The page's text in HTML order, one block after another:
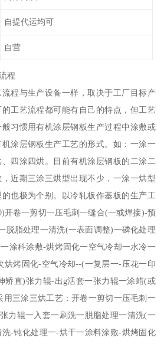
自提代运均可
自营
程
程与生产设备一样，取决于工厂目标产
工艺流程都可能有自己的特点，但工艺
习惯用有机涂层钢板生产过程中涂敷或
涂层钢板生产工艺的形式。如：一涂一
四涂四烘。目前有机涂层钢板的二涂二
近期三涂三烘型出现不少，一涂一烘型
也极为个别。以冷轧板作基板的生产工
开卷一剪切一压毛刺一缝合(一或焊接)-预
脱脂处理一清洗(一表面调整)一磷化处理
涂科涂敷-烘烤固化一空气冷却一水冷一
烘烤固化-空气冷却--(一复层一-压花一印
矫直)张力辊-出g活套一张力辊一涂蜡(或
用三涂三烘工艺：开卷一剪切一压毛刺一
力辊一入套一刷洗一脱脂处理一清洗(一
-钝化处理一-烘干一涂料涂敷-烘烤固化